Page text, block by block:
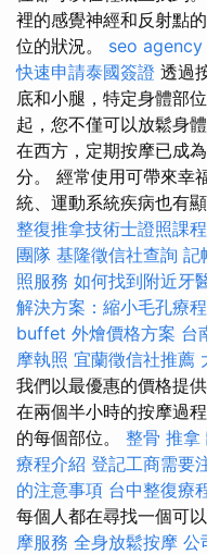
裡的感覺神經和反射點
位的狀況。 seo agency
快速申請泰國簽證 透過
底和小腿，特定身體部
起，您不僅可以放鬆身
在西方，定期按摩已成
分。 經常使用可帶來幸
統、運動系統疾病也有
整復推拿技術士證照課程
團隊 基隆徵信社查詢 記
照服務 如何找到附近牙
解決方案：縮小毛孔療程
buffet 外燴價格方案 台
摩執照 宜蘭徵信社推薦
我們以最優惠的價格提
在兩個半小時的按摩過
的每個部位。 整骨 推拿
療程介紹 登記工商需要
的注意事項 台中整復療
每個人都在尋找一個可
摩服務 全身放鬆按摩 公